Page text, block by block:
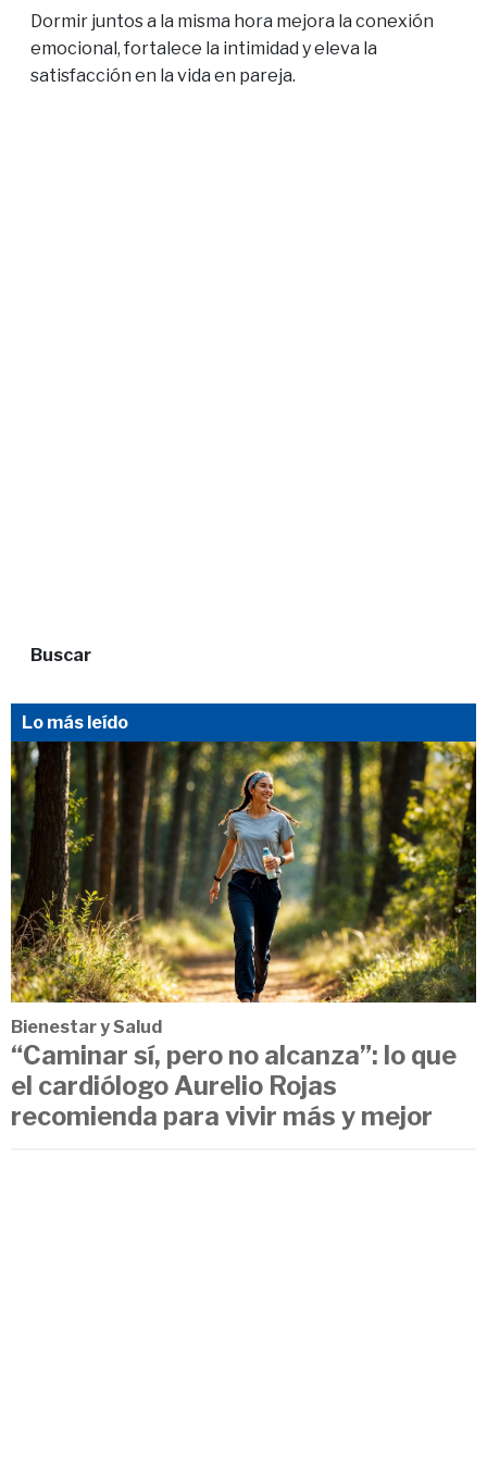
Dormir juntos a la misma hora mejora la conexión
emocional, fortalece la intimidad y eleva la
satisfacción en la vida en pareja.
Buscar
Lo más leído
Bienestar y Salud
“Caminar sí, pero no alcanza”: lo que
el cardiólogo Aurelio Rojas
recomienda para vivir más y mejor